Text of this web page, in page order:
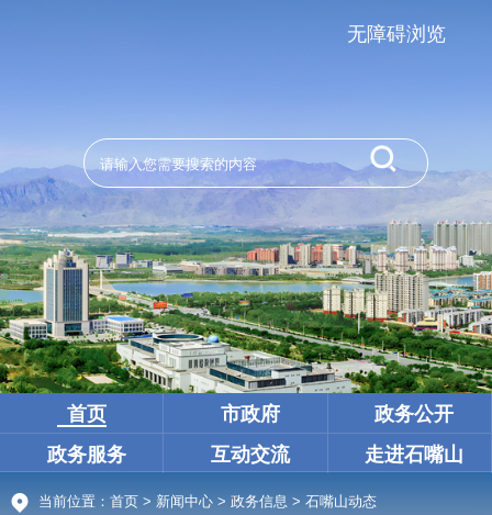
无障碍浏览
首页 市政府
政务公开
政务服务
互动交流 走进石嘴山
当前位置： 首页> 新闻中心> 政务信息 > 石嘴山动态